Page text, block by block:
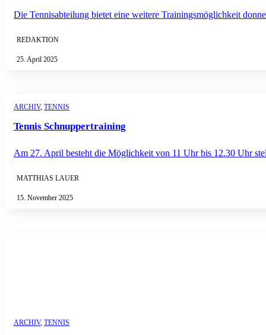
Die Tennisabteilung bietet eine weitere Trainingsmöglichkeit
REDAKTION
25. April 2025
ARCHIV, TENNIS
Tennis Schnuppertraining
Am 27. April besteht die Möglichkeit von 11 Uhr bis 12.30 Uhr
MATTHIAS LAUER
15. November 2025
ARCHIV, TENNIS